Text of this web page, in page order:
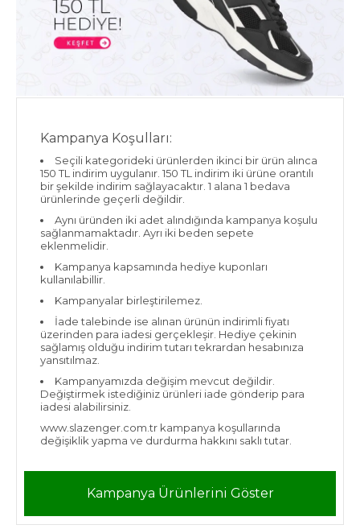
Kampanya Koşulları:
Seçili kategorideki ürünlerden ikinci bir ürün alınca
150 TL indirim uygulanır. 150 TL indirim iki ürüne orantılı
bir şekilde indirim sağlayacaktır. 1 alana 1 bedava
ürünlerinde geçerli değildir.
Aynı üründen iki adet alındığında kampanya koşulu
sağlanmamaktadır. Ayrı iki beden sepete
eklenmelidir.
Kampanya kapsamında hediye kuponları
kullanılabillir.
Kampanyalar birleştirilemez.
İade talebinde ise alınan ürünün indirimli fiyatı
üzerinden para iadesi gerçekleşir. Hediye çekinin
sağlamış olduğu indirim tutarı tekrardan hesabınıza
yansıtılmaz.
Kampanyamızda değişim mevcut değildir.
Değiştirmek istediğiniz ürünleri iade gönderip para
iadesi alabilirsiniz.
www.slazenger.com.tr kampanya koşullarında
değişiklik yapma ve durdurma hakkını saklı tutar.
Kampanya Ürünlerini Göster